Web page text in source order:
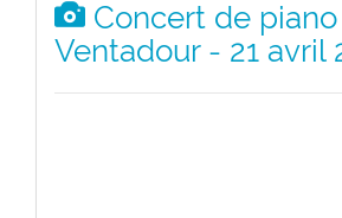
Concert de
Ventadour - 21 avril